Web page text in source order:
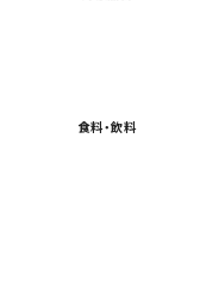
​食料・飲料​